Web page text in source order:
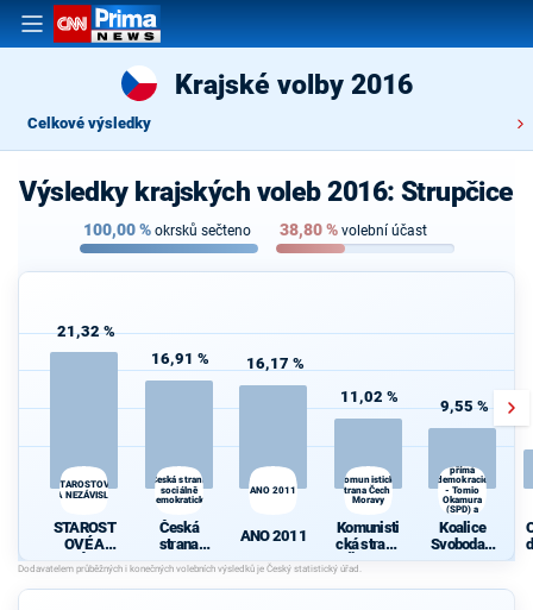
Krajské volby 2016
Celkové výsledky
Výsledky krajských voleb 2016: Strupčice
100,00% okrsků sečteno 38,80% volební účast
21,32 %
STAROSTOVÉ
A NEZÁVISLÍ
STAROST
OVÉ A
NEZÁVISL
Í
16,91 %
Česká strana
sociálně
demokratická
Česká
strana
sociálně
demokrati
cká
16,17 %
ANO 2011
ANO 2011
11,02 %
Komunistická
strana Čech a
Moravy
Komunisti
cká strana
Čech a
Moravy
9,55 %
přímá
demokracie
- Tomio
Okamura
(SPD) a
Strana Práv
Občanů
Koalice
Svoboda a
přímá
e - Tomio